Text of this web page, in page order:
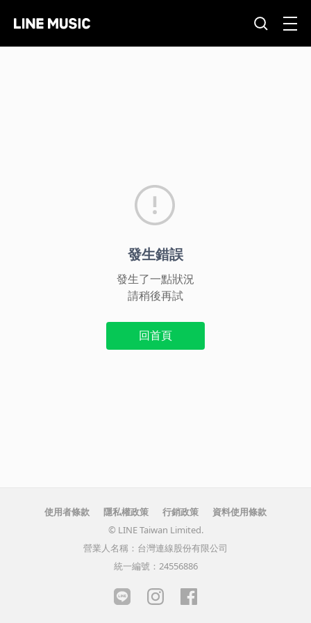
發生錯誤
發生了一點狀況
請稍後再試
回首頁
使用者條款 隱私權政策 行銷政策
資料使用條款
© LINE Taiwan Limited.
營業人名稱：台灣連線股份有限公司
統一編號：24556886